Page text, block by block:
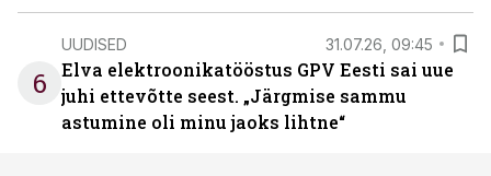
6
UUDISED 31.07.26, 09:45
Elva elektroonikatööstus GPV Eesti sai uue
juhi ettevõtte seest. „Järgmise sammu
astumine oli minu jaoks lihtne“